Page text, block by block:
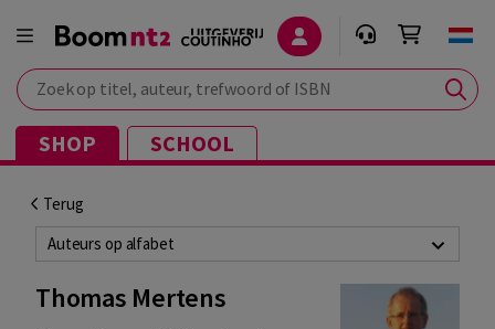
Zoek op titel, auteur, trefwoord of ISBN
SHOP SCHOOL
Terug
Auteurs op alfabet
Thomas Mertens